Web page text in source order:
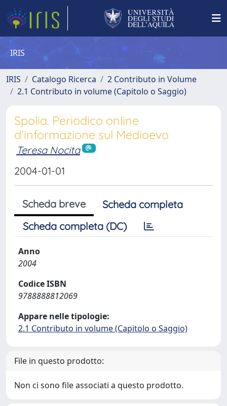
IRIS
IRIS Catalogo Ricerca
2 Contributo in Volume
2.1 Contributo in volume (Capitolo o Saggio)
Spolia. Periodico online
d’informazione sul Medioevo
Teresa Nocita
2004-01-01
Scheda breve
Scheda completa
Scheda completa (DC)
Anno
2004
Codice ISBN
9788888812069
Appare nelle tipologie:
2.1 Contributo in volume (Capitolo o Saggio)
File in questo prodotto:
Non ci sono file associati a questo prodotto.